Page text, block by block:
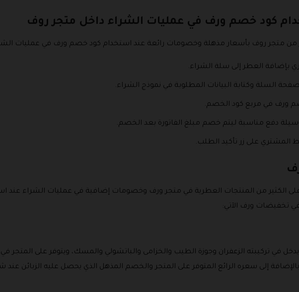
كود خصم ورف في عمليات الشراء داخل متجر روف
متجر روف بأسعار مذهلة وخصومات رائعة عند استخدام كود خصم ورف في عمليات
بإضافة العطر إلى سلة الشراء.
صفحة السلة وكتابة البيانات المطلوبة في نموذج الشراء.
ورف في مربع كود الخصم.
دفع مناسبة ليتم خصم مبلغ الفاتورة بعد الخصم.
المشتري على زر تأكيد الطلب.
الكثير من المنتجات العطرية في متجر ورف وخصومات إضافية في عمليات الشراء عند
تخفيضات ورف الآتي:
إلى سعره الرائع المتوفر على المتجر والخصم المذهل الذي يحصل عليه الزبائن